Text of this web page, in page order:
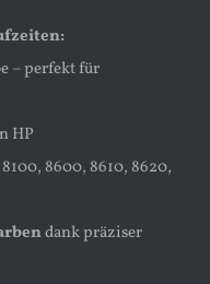
– perfekt für
HP
8600, 8610, 8620,
dank präziser